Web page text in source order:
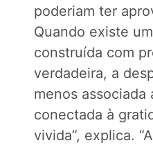
poderiam ter
Quando existe
construída com
verdadeira, a
menos associada
conectada à
vivida”, explica.